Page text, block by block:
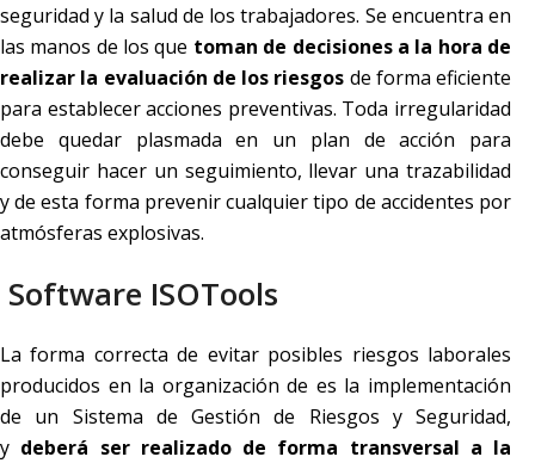
seguridad y la salud de los trabajadores. Se encuentra en
las manos de los que toman de decisiones a la hora de
realizar la evaluación de los riesgos de forma eficiente
para establecer acciones preventivas. Toda irregularidad
debe quedar plasmada en un plan de acción para
conseguir hacer un seguimiento, llevar una trazabilidad
y de esta forma prevenir cualquier tipo de accidentes por
atmósferas explosivas.
Software ISOTools
La forma correcta de evitar posibles riesgos laborales
producidos en la organización de es la implementación
de un Sistema de Gestión de Riesgos y Seguridad,
y deberá ser realizado de forma transversal a la